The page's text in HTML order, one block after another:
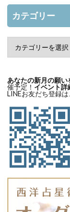
カテゴリー
あなたの新月の願
催予定！ イベント詳
LINEお友だち登録は